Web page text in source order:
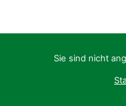
Sie sind nicht